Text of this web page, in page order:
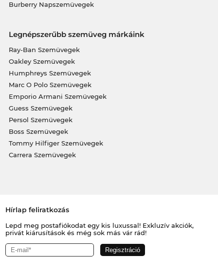
Burberry Napszemüvegek
Legnépszerűbb szemüveg márkáink
Ray-Ban Szemüvegek
Oakley Szemüvegek
Humphreys Szemüvegek
Marc O Polo Szemüvegek
Emporio Armani Szemüvegek
Guess Szemüvegek
Persol Szemüvegek
Boss Szemüvegek
Tommy Hilfiger Szemüvegek
Carrera Szemüvegek
Hírlap feliratkozás
Lepd meg postafiókodat egy kis luxussal! Exkluzív akciók,
privát kiárusítások és még sok más vár rád!